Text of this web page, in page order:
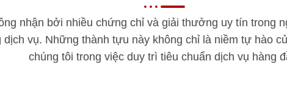
nhận bởi nhiều chứng chỉ và giải thưởng uy tín trong
vụ. Những thành tựu này không chỉ là niềm tự hào
chúng tôi trong việc duy trì tiêu chuẩn dịch vụ hàng